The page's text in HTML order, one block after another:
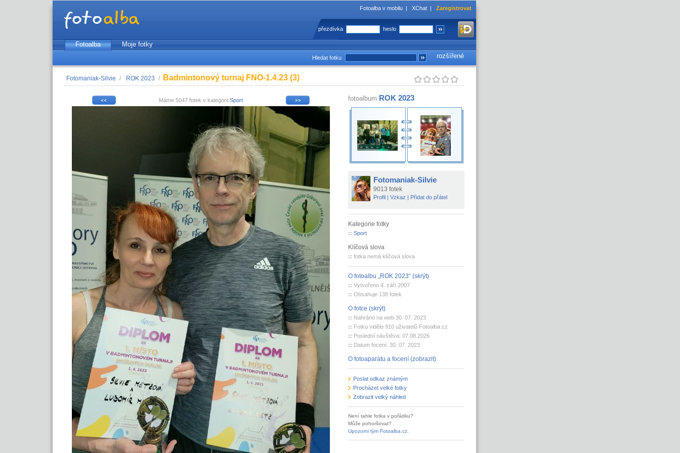
Fotoalba v mobilu | XChat | Zaregistrovat
přezdívka heslo
Fotoalba
Moje fotky
rozšířené
Hledat fotku
Fotomaniak-Silvie / ROK 2023 / Badmintonový turnaj FNO-1.4.23 (3)
Máme 5047 fotek v kategorii Sport fotoalbum ROK 2023
Fotomaniak-Silvie
9013 fotek
Profil | Vzkaz | Přidat do přátel
Kategorie fotky
:: Sport
Klíčová slova
:: fotka nemá klíčová slova
O fotoalbu „ROK 2023“ (skrýt)
:: Vytvořeno 4. září 2007
:: Obsahuje 138 fotek
O fotce (skrýt)
:: Nahráno na web 30. 07. 2023
:: Fotku vidělo 910 uživatelů Fotoalba.cz
:: Poslední návštěva: 07.08.2026
:: Datum focení: 30. 07. 2023
O fotoaparátu a focení (zobrazit)
Poslat odkaz známým
Procházet velké fotky
Zobrazit velký náhled
Není tahle fotka v pořádku?
Může pohoršovat?
Upozorni tým Fotoalba.cz